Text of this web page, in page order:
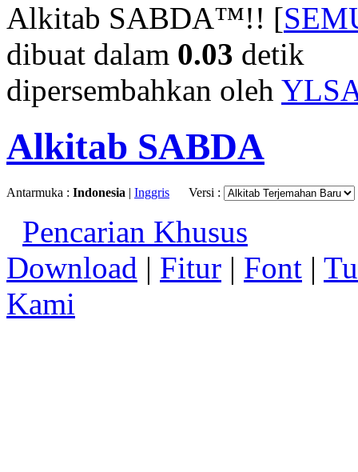
Alkitab SABDA™!! [
dibuat dalam 0.03 detik
dipersembahkan oleh
Alkitab SABDA
Antarmuka : Indonesia | Inggris Versi :
Pencarian Khusus
Download | Fitur | Font |
Kami